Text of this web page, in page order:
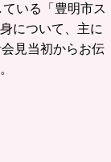
いる「豊明市ス
について、主に
見当初からお伝